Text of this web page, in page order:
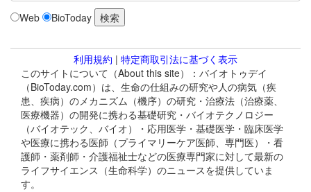
Web BioToday
利用規約 | 特定商取引法に基づく表示
このサイトについて（About this site）：バイオトゥデイ
（BioToday.com）は、生命の仕組みの研究や人の病気（疾
患、疾病）のメカニズム（機序）の研究・治療法（治療薬、
医療機器）の開発に携わる基礎研究・バイオテクノロジー
（バイオテック、バイオ）・応用医学・基礎医学・臨床医学
や医療に携わる医師（プライマリーケア医師、専門医）・看
護師・薬剤師・介護福祉士などの医療専門家に対して最新の
ライフサイエンス（生命科学）のニュースを提供していま
す。